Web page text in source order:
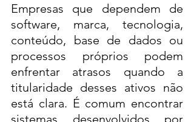
Empresas que dependem de
software, marca, tecnologia,
conteúdo, base de dados ou
processos próprios podem
enfrentar atrasos quando a
titularidade desses ativos não
está clara. É comum encontrar
sistemas desenvolvidos por